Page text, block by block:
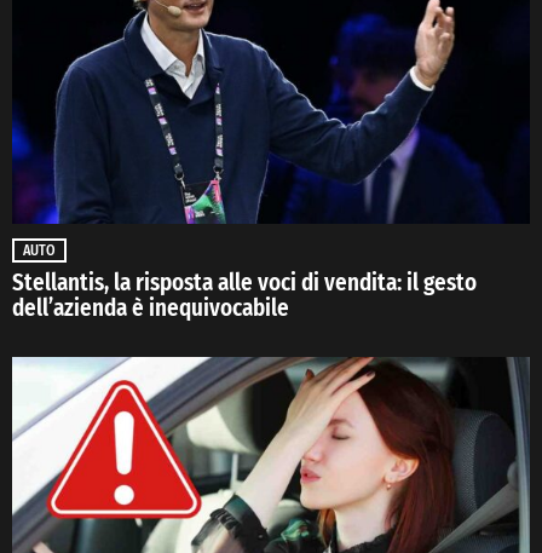
AUTO
Stellantis, la risposta alle voci di vendita: il gesto
dell’azienda è inequivocabile